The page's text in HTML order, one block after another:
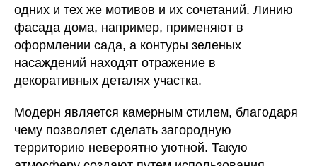
одних и тех же мотивов и их сочетаний. Линию
фасада дома, например, применяют в
оформлении сада, а контуры зеленых
насаждений находят отражение в
декоративных деталях участка.
Модерн является камерным стилем, благодаря
чему позволяет сделать загородную
территорию невероятно уютной. Такую